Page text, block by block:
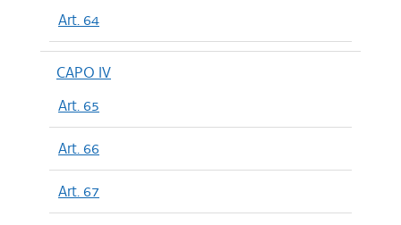
Art. 64
CAPO IV
Art. 65
Art. 66
Art. 67